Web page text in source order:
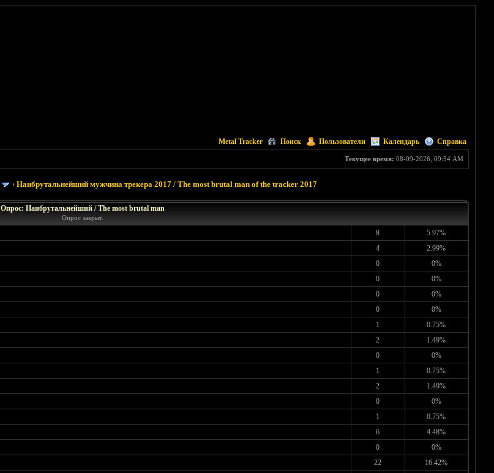
Metal Tracker Поиск Пользователи Календарь Справка
Текущее время: 08-09-2026, 09:54 AM
›Наибрутальнейший мужчина трекера 2017 / The most brutal man of the tracker 2017
Опрос: Наибрутальнейший / The most brutal man
Опрос закрыт.
8
5.97%
4
2.99%
0
0%
0
0%
0
0%
0
0%
1
0.75%
2
1.49%
0
0%
1
0.75%
2
1.49%
0
0%
1
0.75%
6
4.48%
0
0%
22
16.42%